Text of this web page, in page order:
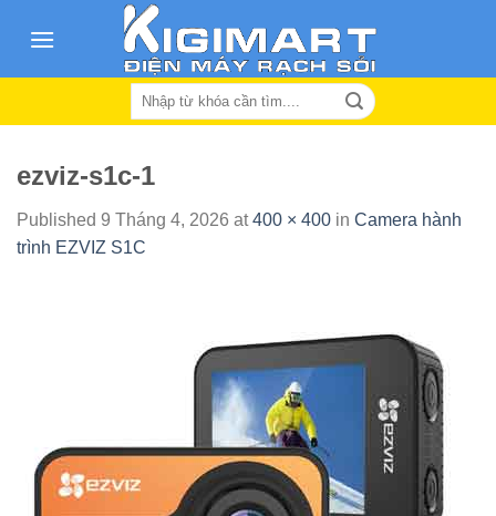
Search
ezviz-s1c-1
Published 9 Tháng 4, 2026 at400 × 400 in Camera hành
trình EZVIZ S1C